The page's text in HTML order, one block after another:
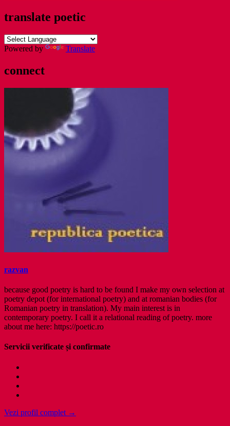
translate poetic
Powered by Translate
connect
razvan
because good poetry is hard to be found I make my own selection at
poetry depot (for international poetry) and at romanian bodies (for
Romanian poetry in translation). My main interest is in
contemporary poetry. I call it a relational reading of poetry. more
about me here: https://poetic.ro
Servicii verificate și confirmate
Vezi profil complet →